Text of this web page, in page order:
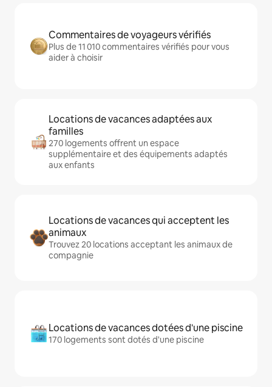
Commentaires de voyageurs vérifiés
Plus de 11 010 commentaires vérifiés pour vous
aider à choisir
Locations de vacances adaptées aux
familles
270 logements offrent un espace
supplémentaire et des équipements adaptés
aux enfants
Locations de vacances qui acceptent les
animaux
Trouvez 20 locations acceptant les animaux de
compagnie
Locations de vacances dotées d'une piscine
170 logements sont dotés d'une piscine